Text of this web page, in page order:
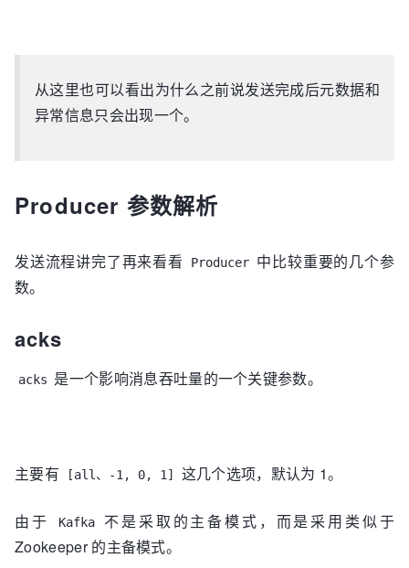
从这里也可以看出为什么之前说发送完成后元数据和
异常信息只会出现一个。
Producer 参数解析
发送流程讲完了再来看看 Producer 中比较重要的几个参
数。
acks
acks 是一个影响消息吞吐量的一个关键参数。
主要有 [all、-1, 0, 1] 这几个选项，默认为 1。
由于 Kafka
不是采取的主备模式，而是采用类似于
Zookeeper 的主备模式。